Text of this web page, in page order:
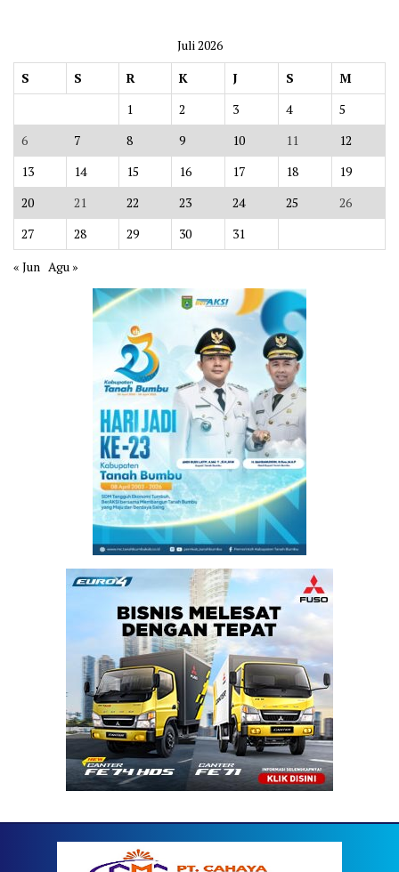
Juli 2026
S
S R K J S
M
1
2 3 4
5
6
7 8 9 10 11
12
13
14 15 16 17 18
19
20
21 22 23 24 25
26
27
28 29 30
31
« Jun Agu »